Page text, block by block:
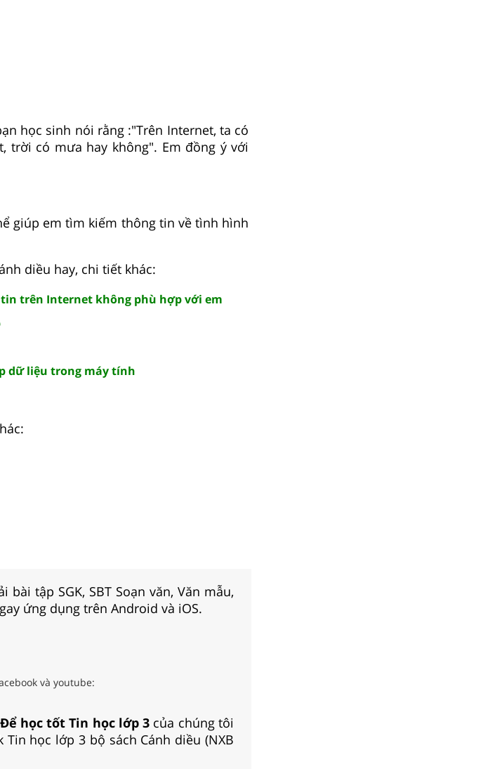
học sinh nói rằng :"Trên Internet, ta có
có mưa hay không". Em đồng ý với
giúp em tìm kiếm thông tin về tình hình
diều hay, chi tiết khác:
trên Internet không phù hợp với em
dữ liệu trong máy tính
tập SGK, SBT Soạn văn, Văn mẫu,
ứng dụng trên Android và iOS.
và youtube:
học tốt Tin học lớp 3 của chúng tôi
học lớp 3 bộ sách Cánh diều (NXB